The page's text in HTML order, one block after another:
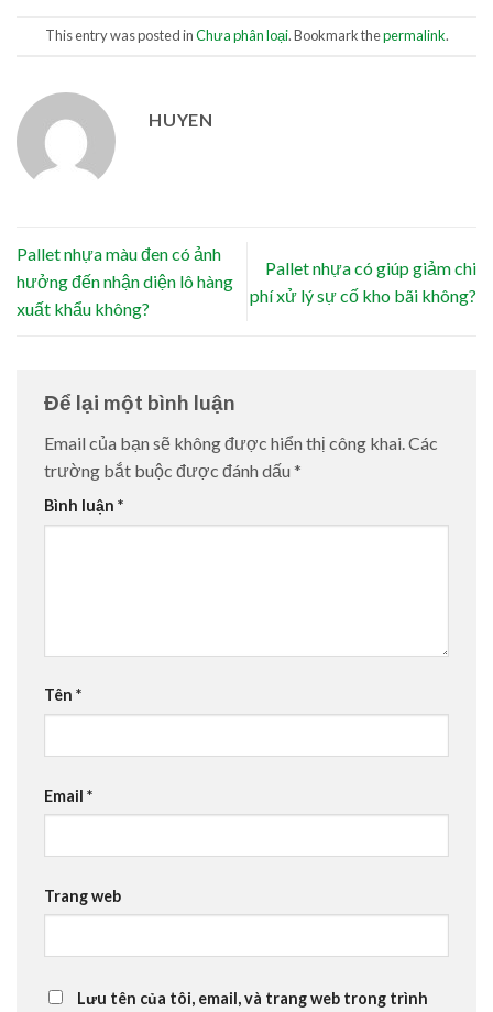
This entry was posted inChưa phân loại. Bookmark thepermalink.
HUYEN
Pallet nhựa màu đen có ảnh
hưởng đến nhận diện lô hàng
xuất khẩu không?
Pallet nhựa có giúp giảm chi
phí xử lý sự cố kho bãi không?
Để lại một bình luận
Email của bạn sẽ không được hiển thị công khai.Các
trường bắt buộc được đánh dấu *
Bình luận *
Tên *
Email *
Trang web
Lưu tên của tôi, email, và trang web trong trình